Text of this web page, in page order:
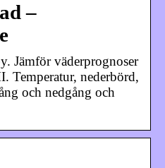
–
Jämför väderprognoser
Temperatur, nederbörd,
och nedgång och